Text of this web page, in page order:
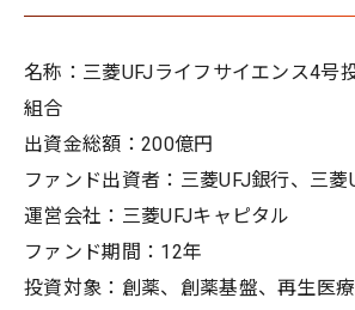
名称：三菱UFJライフサイエンス4号
組合
出資金総額：200億円
ファンド出資者：三菱UFJ銀行、三菱
運営会社：三菱UFJキャピタル
ファンド期間：12年
投資対象：創薬、創薬基盤、再生医